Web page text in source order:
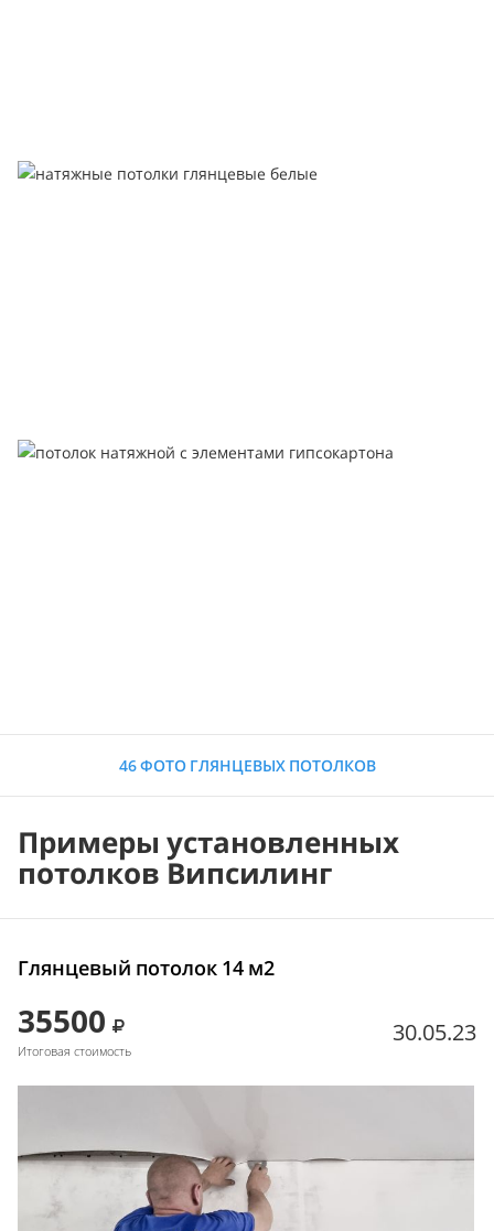
46 ФОТО ГЛЯНЦЕВЫХ ПОТОЛКОВ
Примеры установленных
потолков Випсилинг
Глянцевый потолок 14 м2
35500
Итоговая стоимость
30.05.23